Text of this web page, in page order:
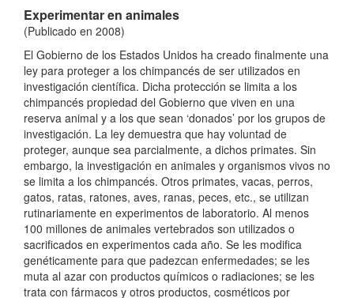
Experimentar en animales
(Publicado en 2008)
El Gobierno de los Estados Unidos ha creado finalmente una
ley para proteger a los chimpancés de ser utilizados en
investigación científica. Dicha protección se limita a los
chimpancés propiedad del Gobierno que viven en una
reserva animal y a los que sean ‘donados’ por los grupos de
investigación. La ley demuestra que hay voluntad de
proteger, aunque sea parcialmente, a dichos primates. Sin
embargo, la investigación en animales y organismos vivos no
se limita a los chimpancés. Otros primates, vacas, perros,
gatos, ratas, ratones, aves, ranas, peces, etc., se utilizan
rutinariamente en experimentos de laboratorio. Al menos
100 millones de animales vertebrados son utilizados o
sacrificados en experimentos cada año. Se les modifica
genéticamente para que padezcan enfermedades; se les
muta al azar con productos químicos o radiaciones; se les
trata con fármacos y otros productos, cosméticos por